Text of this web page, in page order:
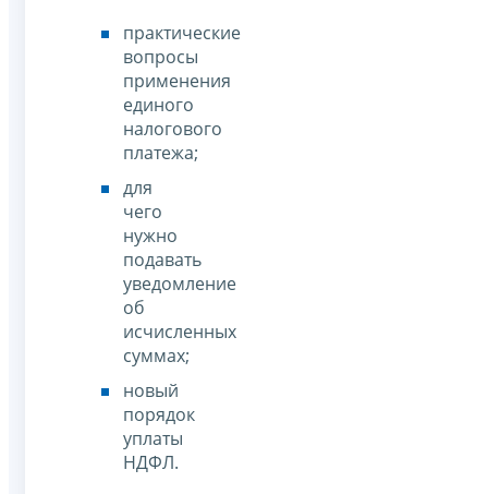
практические
вопросы
применения
единого
налогового
платежа;
для
чего
нужно
подавать
уведомление
об
исчисленных
суммах;
новый
порядок
уплаты
НДФЛ.